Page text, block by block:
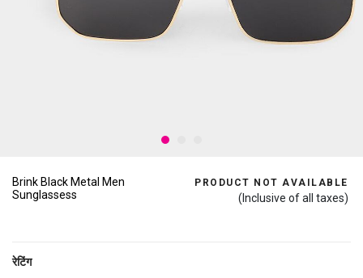
Brink Black Metal Men
Sunglassess
PRODUCT NOT AVAILABLE
(Inclusive of all taxes)
रेटिंग